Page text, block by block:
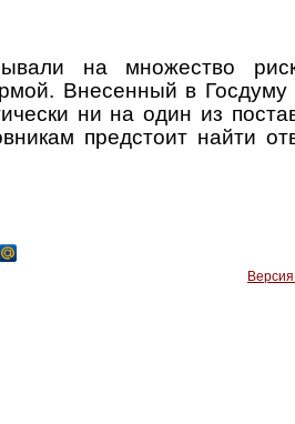
на множество
Внесенный в Госдуму
ни на один из
предстоит найти